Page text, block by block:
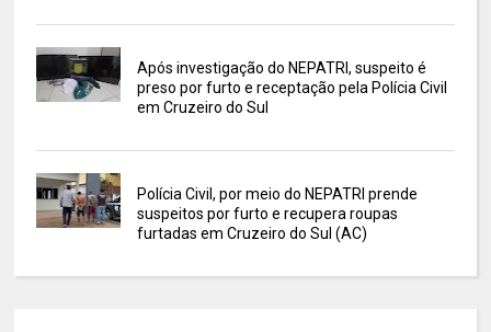
Após investigação do NEPATRI, suspeito é
preso por furto e receptação pela Polícia Civil
em Cruzeiro do Sul
Polícia Civil, por meio do NEPATRI prende
suspeitos por furto e recupera roupas
furtadas em Cruzeiro do Sul (AC)